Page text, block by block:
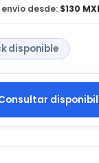
desde: $130
disponible